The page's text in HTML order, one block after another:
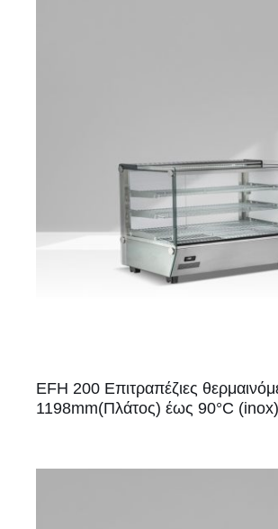
EFH 200 Επιτραπέζιες
1198mm(Πλάτος) έως 90°C (inox)